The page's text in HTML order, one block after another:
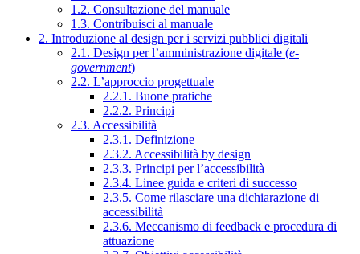
1.2. Consultazione del manuale
1.3. Contribuisci al manuale
2. Introduzione al design per i servizi pubblici digitali
2.1. Design per l’amministrazione digitale (e-
government)
2.2. L’approccio progettuale
2.2.1. Buone pratiche
2.2.2. Principi
2.3. Accessibilità
2.3.1. Definizione
2.3.2. Accessibilità by design
2.3.3. Principi per l’accessibilità
2.3.4. Linee guida e criteri di successo
2.3.5. Come rilasciare una dichiarazione di
accessibilità
2.3.6. Meccanismo di feedback e procedura di
attuazione